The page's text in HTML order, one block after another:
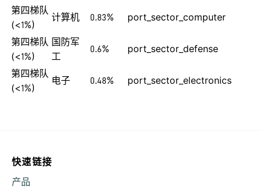
第四梯队
(<1%)
计算机 0.83% port_sector_computer
第四梯队
(<1%)
国防军
工
0.6% port_sector_defense
第四梯队
(<1%)
电子 0.48% port_sector_electronics
快速链接
产品